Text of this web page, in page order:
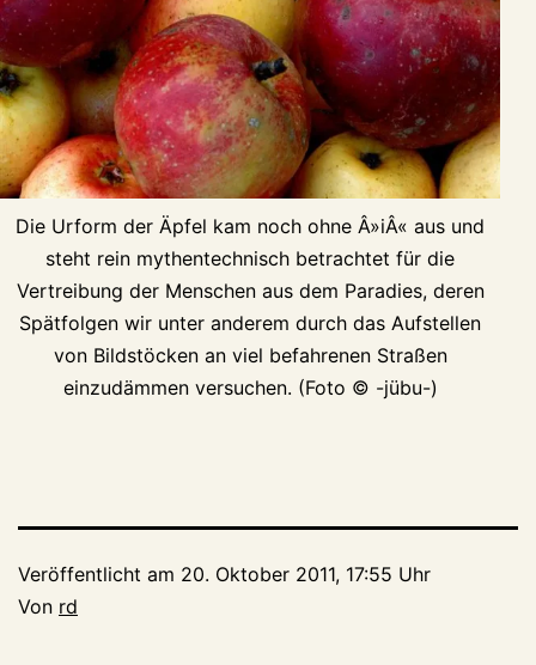
Die Urform der Äpfel kam noch ohne Â»iÂ« aus und
steht rein mythentechnisch betrachtet für die
Vertreibung der Menschen aus dem Paradies, deren
Spätfolgen wir unter anderem durch das Aufstellen
von Bildstöcken an viel befahrenen Straßen
einzudämmen versuchen. (Foto © -jübu-)
Veröffentlicht am 20. Oktober 2011, 17:55 Uhr
Von rd